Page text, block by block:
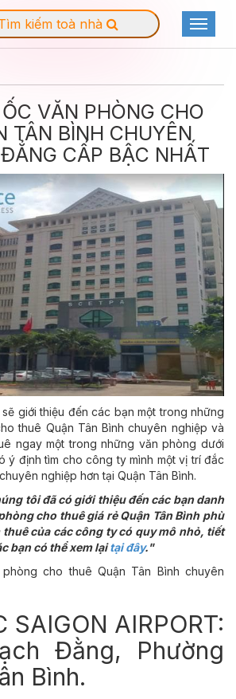
kiếm toà nhà
Toggle
VĂN PHÒNG CHO
TÂN BÌNH CHUYÊN
CẤP BẬC NHẤT
giới thiệu đến các bạn một trong những
thuê Quận Tân Bình chuyên nghiệp và
ngay một trong những văn phòng dưới
ý định tìm cho công ty mình một vị trí đắc
nghiệp hơn tại Quận Tân Bình.
tôi đã có giới thiệu đến các bạn danh
cho thuê giá rẻ Quận Tân Bình phù
của các công ty có quy mô nhỏ, tiết
bạn có thể xem lạitại đây."
cho thuê Quận Tân Bình chuyên
SAIGON AIRPORT:
Đằng, Phường
Bình.